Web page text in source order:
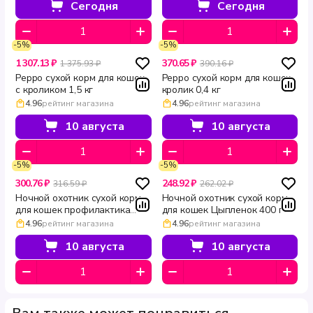
Сегодня Сегодня
-5%
1 307.13 ₽ 1 375.93 ₽
Peppo сухой корм для кошек
с кроликом 1,5 кг
4.96рейтинг магазина
10 августа
-5%
370.65 ₽ 390.16 ₽
Peppo сухой корм для кошек
кролик 0,4 кг
4.96рейтинг магазина
10 августа
-5%
300.76 ₽ 316.59 ₽
Ночной охотник сухой корм
для кошек профилактика
мочекаменной болезни 400 г
4.96рейтинг магазина
10 августа
-5%
248.92 ₽ 262.02 ₽
Ночной охотник сухой корм
для кошек Цыпленок 400 г
4.96рейтинг магазина
10 августа